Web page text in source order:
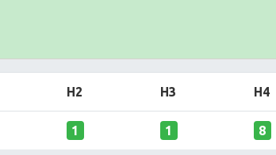
H2 H3 H4
1 1 8